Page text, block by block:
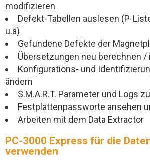
modifizieren
Defekt-Tabellen auslesen (P-
u.ä)
Gefundene Defekte der
Übersetzungen neu berechnen /
Konfigurations- und
ändern
S.M.A.R.T. Parameter und Logs
Festplattenpassworte ansehen
Arbeiten mit dem Data Extractor
PC-3000 Express für die
verwenden